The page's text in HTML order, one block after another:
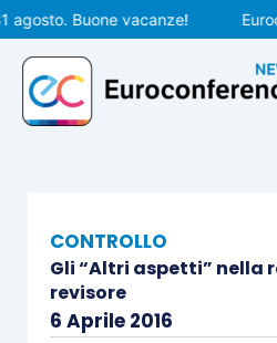
Vai
al
contenuto
Buone vacanze!
CONTROLLO
Gli “Altri aspetti” nella
revisore
6 Aprile 2016